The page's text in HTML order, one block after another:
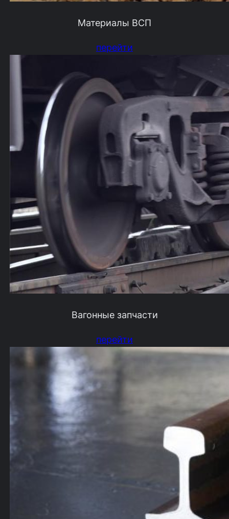
Материалы ВСП
перейти
Вагонные запчасти
перейти